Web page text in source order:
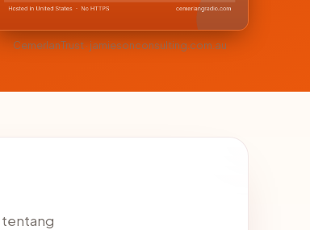
CemerlanTrust · jamiesonconsulting.com.au
tentang